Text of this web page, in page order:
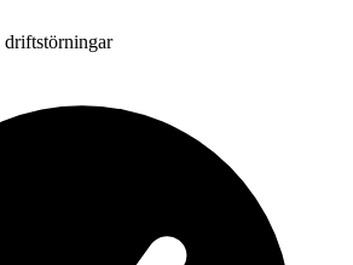
driftstörningar